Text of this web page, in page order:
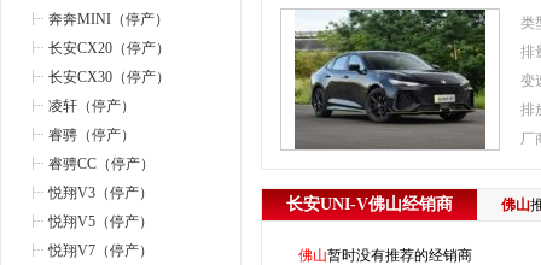
奔奔MINI（停产）
长安CX20（停产）
长安CX30（停产）
凌轩（停产）
睿骋（停产）
睿骋CC（停产）
悦翔V3（停产）
悦翔V5（停产）
悦翔V7（停产）
类
排
变
排
厂
长安UNI-V佛山经销商 佛山
佛山暂时没有推荐的经销商